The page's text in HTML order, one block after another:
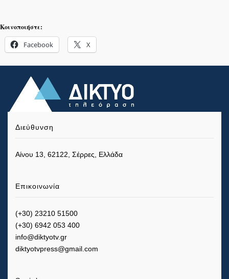
Κοινοποιήστε:
Facebook X
Διεύθυνση
Αίνου 13, 62122, Σέρρες, Ελλάδα
Επικοινωνία
(+30) 23210 51500
(+30) 6942 053 400
info@diktyotv.gr
diktyotvpress@gmail.com